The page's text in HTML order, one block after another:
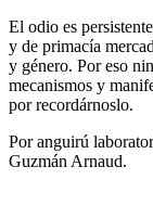
El odio es
y de primacía
y género. Por eso
mecanismos y
por recordárnoslo.
Por anguirú
Guzmán Arnaud.